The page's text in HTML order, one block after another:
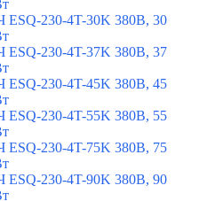
ESQ-230-4T-30K 380В, 30
ESQ-230-4T-37K 380В, 37
ESQ-230-4T-45K 380В, 45
ESQ-230-4T-55K 380В, 55
ESQ-230-4T-75K 380В, 75
ESQ-230-4T-90K 380В, 90